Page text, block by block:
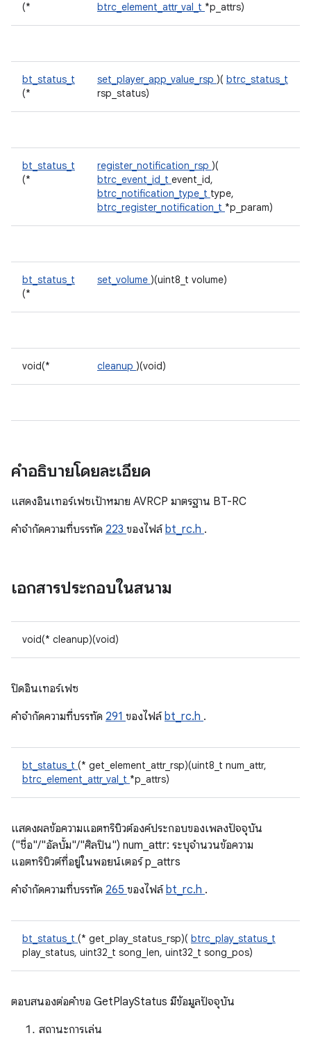
(*
btrc_element_attr_val_t *p_attrs)
bt_status_t
(*
set_player_app_value_rsp )( btrc_status_t
rsp_status)
bt_status_t
(*
register_notification_rsp )(
btrc_event_id_t event_id,
btrc_notification_type_t type,
btrc_register_notification_t *p_param)
bt_status_t
(*
set_volume )(uint8_t volume)
void(* cleanup )(void)
คำอธิบายโดยละเอียด
แสดงอินเทอร์เฟซเป้าหมาย AVRCP มาตรฐาน BT-RC
คําจํากัดความที่บรรทัด 223 ของไฟล์bt_rc.h .
เอกสารประกอบในสนาม
void(* cleanup)(void)
ปิดอินเทอร์เฟซ
คําจํากัดความที่บรรทัด 291 ของไฟล์bt_rc.h .
bt_status_t (* get_element_attr_rsp)(uint8_t num_attr,
btrc_element_attr_val_t *p_attrs)
แสดงผลข้อความแอตทริบิวต์องค์ประกอบของเพลงปัจจุบัน
("ชื่อ"/"อัลบั้ม"/"ศิลปิน") num_attr: ระบุจำนวนข้อความ
แอตทริบิวต์ที่อยู่ในพอยน์เตอร์ p_attrs
คําจํากัดความที่บรรทัด 265 ของไฟล์bt_rc.h .
bt_status_t (* get_play_status_rsp)( btrc_play_status_t
play_status, uint32_t song_len, uint32_t song_pos)
ตอบสนองต่อคําขอ GetPlayStatus มีข้อมูลปัจจุบัน
สถานะการเล่น